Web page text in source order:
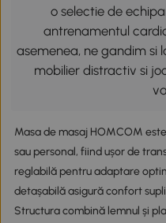
o selectie de
antrenamentul
asemenea, ne gandim si
mobilier distractiv si
Masa de masaj HOMCOM
sau personal, fiind ușor de
reglabilă pentru adaptare
detașabilă asigură confort
Structura combină lemnul și